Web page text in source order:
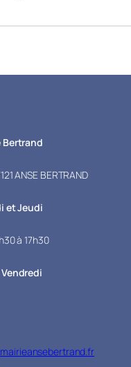
Bertrand
ANSE BERTRAND
et Jeudi
à 17h30